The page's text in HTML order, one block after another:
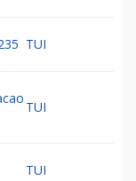
TUI
TUI
TUI